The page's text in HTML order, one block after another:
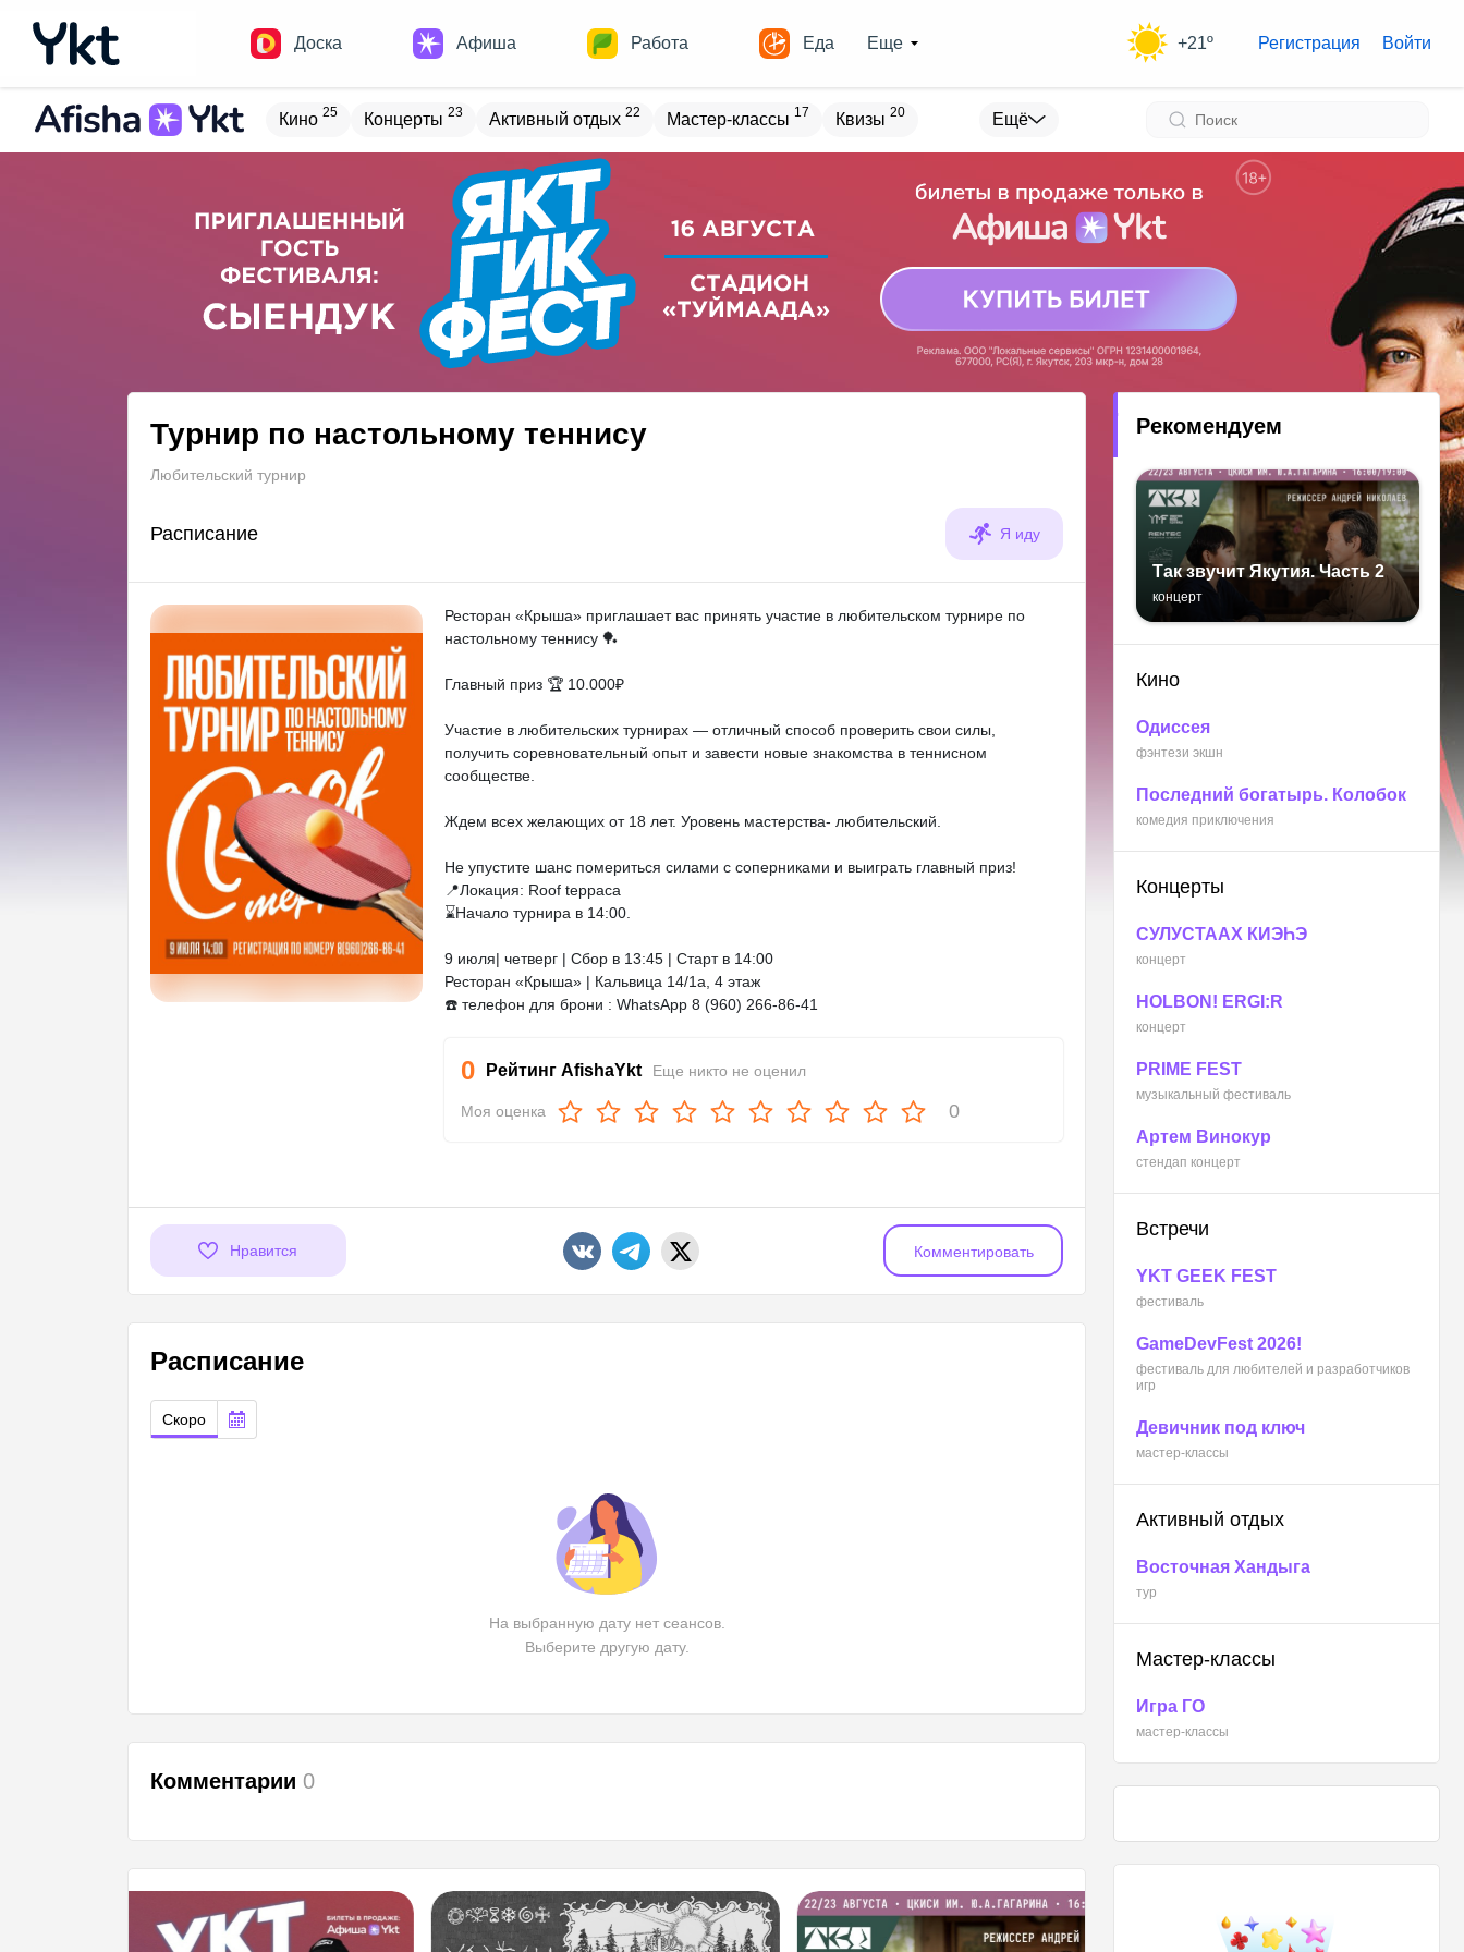
Доска Афиша Работа Еда
Домики Новостройки Места
Еще +21º Регистрация Войти
Кино 25 Концерты 23 Активный отдых 22 Мастер-классы 17 Квизы 20
Встречи Детям Вечеринки Спорт Выставки Театры
Обучение 4 Квесты 8 Зарубежное
Ещё
Турнир по настольному теннису
Любительский турнир
Расписание Я иду
Ресторан «Крыша» приглашает вас принять участие в любительском турнире по
настольному теннису 🏓
Главный приз 🏆 10.000₽
Участие в любительских турнирах — отличный способ проверить свои силы,
получить соревновательный опыт и завести новые знакомства в теннисном
сообществе.
Ждем всех желающих от 18 лет. Уровень мастерства- любительский.
Не упустите шанс помериться силами с соперниками и выиграть главный приз!
📍Локация: Roof teppaca
⌛️Начало турнира в 14:00.
9 июля| четверг | Сбор в 13:45 | Старт в 14:00
Ресторан «Крыша» | Кальвица 14/1а, 4 этаж
☎️ телефон для брони : WhatsApp 8 (960) 266-86-41
0 Рейтинг AfishaYkt Еще никто не оценил
Моя оценка 0
Нравится Комментировать
Расписание
Скоро
На выбранную дату нет сеансов.
Выберите другую дату.
Комментарии 0
Рекомендуем
концерт
Так звучит Якутия. Часть 2
Кино
Одиссея
фэнтези экшн
Последний богатырь. Колобок
комедия приключения
Концерты
СУЛУСТААХ КИЭҺЭ
концерт
HOLBON! ERGI:R
концерт
PRIME FEST
музыкальный фестиваль
Артем Винокур
стендап концерт
Встречи
YKT GEEK FEST
фестиваль
GameDevFest 2026!
фестиваль для любителей и разработчиков
игр
Девичник под ключ
мастер-классы
Активный отдых
Восточная Хандыга
тур
Мастер-классы
Игра ГО
мастер-классы